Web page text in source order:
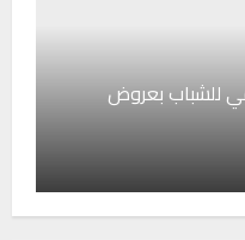
للشباب بعروض